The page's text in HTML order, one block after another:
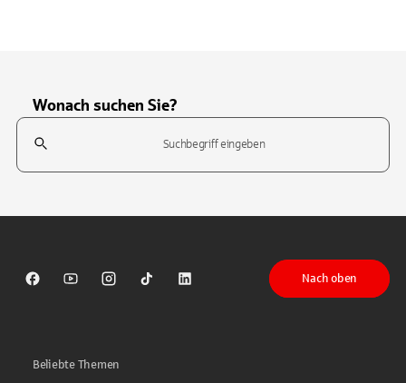
Wonach suchen Sie?
Suchfeld
Sparkasse auf Facebook
Sparkasse auf Youtube
Sparkasse auf Instagram
Sparkasse auf TikTok
Sparkasse auf LinkedIn
Nach oben
Beliebte Themen